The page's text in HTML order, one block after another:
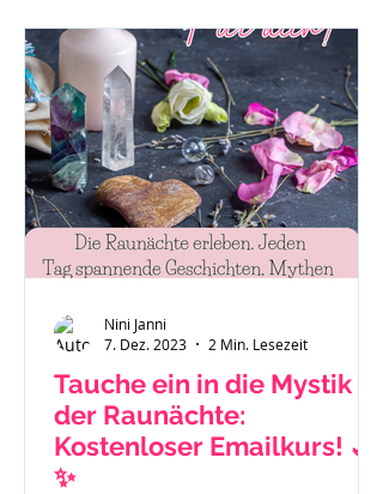
hilft nichts, ich muss funktionieren."
Auch Sätze wie: "Ich habe gar keine
Zeit mehr für mich." Mache dir bitte
immer bewusst - du bist ein
wichtiger Teil der Familie und das
Stimm
Tauche ein in die Mystik
der Raunächte:
Kostenloser Emailkurs! 🌙
✨
Nini Janni
7. Dez. 2023
2 Min. Lesezeit